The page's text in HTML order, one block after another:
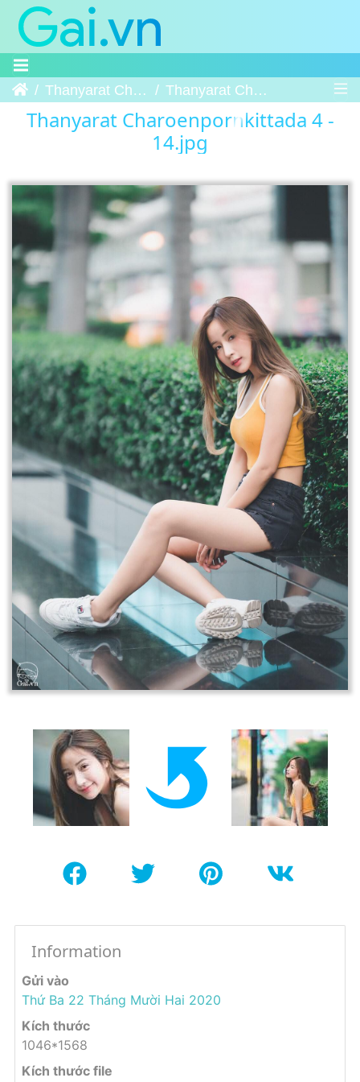
Trang chủThanyarat Charoenpornkittada 4 Thanyarat Charoenpornkittada 4 - 14
Thanyarat Charoenpornkittada 4 -
14.jpg
Information
Gửi vào
Thứ Ba 22 Tháng Mười Hai 2020
Kích thước
1046*1568
Kích thước file